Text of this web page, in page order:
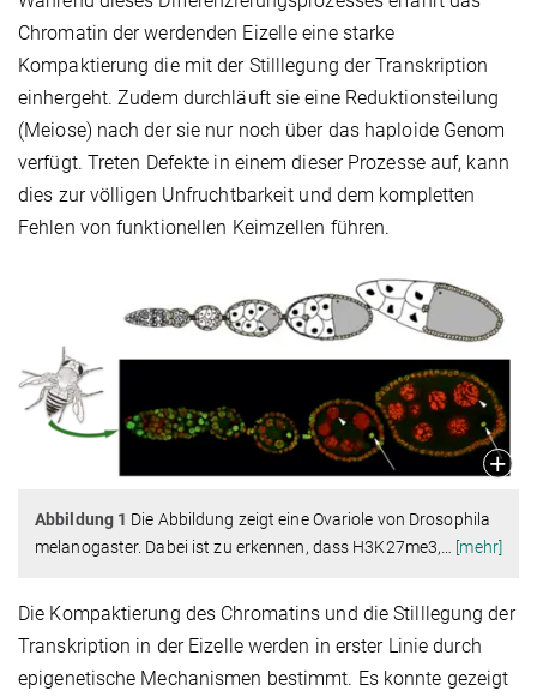
Chromatin der werdenden Eizelle eine starke
Kompaktierung die mit der Stilllegung der Transkription
einhergeht. Zudem durchläuft sie eine Reduktionsteilung
(Meiose) nach der sie nur noch über das haploide Genom
verfügt. Treten Defekte in einem dieser Prozesse auf, kann
dies zur völligen Unfruchtbarkeit und dem kompletten
Fehlen von funktionellen Keimzellen führen.
Abbildung 1 Die Abbildung zeigt eine Ovariole von Drosophila
melanogaster. Dabei ist zu erkennen, dass H3K27me3,
[mehr]
Die Kompaktierung des Chromatins und die Stilllegung der
Transkription in der Eizelle werden in erster Linie durch
epigenetische Mechanismen bestimmt. Es konnte gezeigt